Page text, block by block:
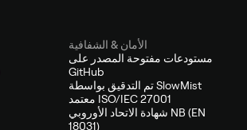
الأمان & الشفافية
مستودعات مفتوحة المصدر على
GitHub
تم التدقيق بواسطة SlowMist
معتمد ISO/IEC 27001
شهادة الاتحاد الأوروبي NB (EN
18031)